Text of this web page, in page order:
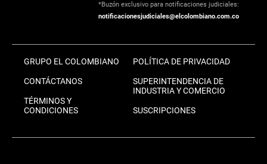
*Buzón exclusivo para notificaciones judiciales:
notificacionesjudiciales@elcolombiano.com.co
GRUPO EL COLOMBIANO
CONTÁCTANOS
TÉRMINOS Y
CONDICIONES
POLÍTICA DE PRIVACIDAD
SUPERINTENDENCIA DE
INDUSTRIA Y COMERCIO
SUSCRIPCIONES